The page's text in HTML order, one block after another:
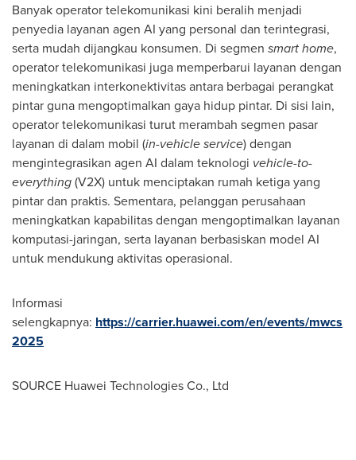
Banyak operator telekomunikasi kini beralih menjadi
penyedia layanan agen AI yang personal dan terintegrasi,
serta mudah dijangkau konsumen. Di segmen smart home,
operator telekomunikasi juga memperbarui layanan dengan
meningkatkan interkonektivitas antara berbagai perangkat
pintar guna mengoptimalkan gaya hidup pintar. Di sisi lain,
operator telekomunikasi turut merambah segmen pasar
layanan di dalam mobil (in-vehicle service) dengan
mengintegrasikan agen AI dalam teknologi vehicle-to-
everything(V2X) untuk menciptakan rumah ketiga yang
pintar dan praktis. Sementara, pelanggan perusahaan
meningkatkan kapabilitas dengan mengoptimalkan layanan
komputasi-jaringan, serta layanan berbasiskan model AI
untuk mendukung aktivitas operasional.
Informasi
selengkapnya: https://carrier.huawei.com/en/events/mwcs
2025
SOURCE Huawei Technologies Co., Ltd